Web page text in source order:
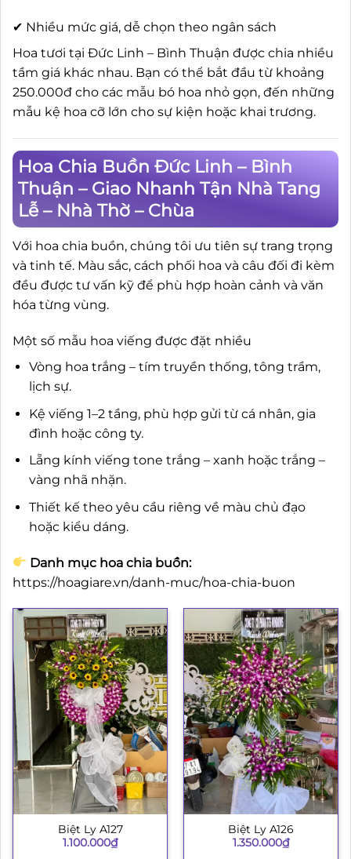
✔ Nhiều mức giá, dễ chọn theo ngân sách
Hoa tươi tại Đức Linh – Bình Thuận được chia nhiều
tầm giá khác nhau. Bạn có thể bắt đầu từ khoảng
250.000đ cho các mẫu bó hoa nhỏ gọn, đến những
mẫu kệ hoa cỡ lớn cho sự kiện hoặc khai trương.
Hoa Chia Buồn Đức Linh – Bình
Thuận – Giao Nhanh Tận Nhà Tang
Lễ – Nhà Thờ – Chùa
Với hoa chia buồn, chúng tôi ưu tiên sự trang trọng
và tinh tế. Màu sắc, cách phối hoa và câu đối đi kèm
đều được tư vấn kỹ để phù hợp hoàn cảnh và văn
hóa từng vùng.
Một số mẫu hoa viếng được đặt nhiều
Vòng hoa trắng – tím truyền thống, tông trầm,
lịch sự.
Kệ viếng 1–2 tầng, phù hợp gửi từ cá nhân, gia
đình hoặc công ty.
Lẵng kính viếng tone trắng – xanh hoặc trắng –
vàng nhã nhặn.
Thiết kế theo yêu cầu riêng về màu chủ đạo
hoặc kiểu dáng.
Danh mục hoa chia buồn:
https://hoagiare.vn/danh-muc/hoa-chia-buon
Biệt Ly A127
1.100.000₫
Biệt Ly A126
1.350.000₫